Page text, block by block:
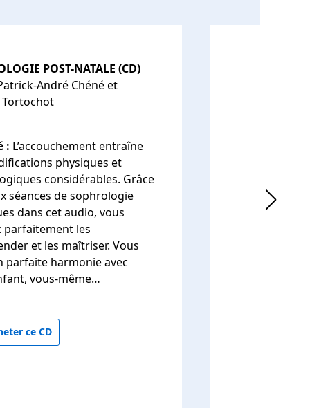
POST-NATALE (CD)
André Chéné et
Tortochot
: L’accouchement entraîne
physiques et
considérables. Grâce
séances de sophrologie
dans cet audio, vous
parfaitement les
et les maîtriser. Vous
parfaite harmonie avec
vous-même…
ce CD